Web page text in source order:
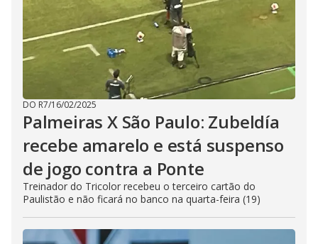
DO R7/16/02/2025
Palmeiras X São Paulo: Zubeldía
recebe amarelo e está suspenso
de jogo contra a Ponte
Treinador do Tricolor recebeu o terceiro cartão do
Paulistão e não ficará no banco na quarta-feira (19)